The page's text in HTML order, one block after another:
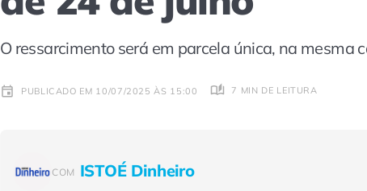
O ressarcimento será em parcela única, na mesma
PUBLICADO EM 10/07/2025 ÀS 15:00 7 MIN DE LEITURA
COM ISTOÉ Dinheiro